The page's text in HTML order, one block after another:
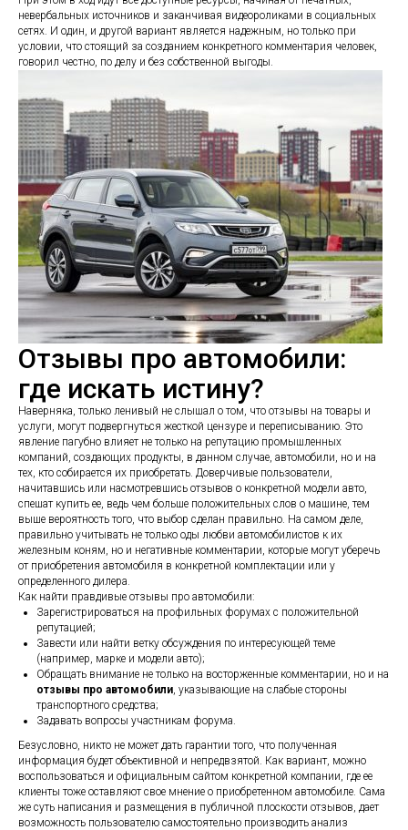
невербальных источников и заканчивая видеороликами в социальных
сетях. И один, и другой вариант является надежным, но только при
условии, что стоящий за созданием конкретного комментария человек,
говорил честно, по делу и без собственной выгоды.
Отзывы про автомобили:
где искать истину?
Наверняка, только ленивый не слышал о том, что отзывы на товары и
услуги, могут подвергнуться жесткой цензуре и переписыванию. Это
явление пагубно влияет не только на репутацию промышленных
компаний, создающих продукты, в данном случае, автомобили, но и на
тех, кто собирается их приобретать. Доверчивые пользователи,
начитавшись или насмотревшись отзывов о конкретной модели авто,
спешат купить ее, ведь чем больше положительных слов о машине, тем
выше вероятность того, что выбор сделан правильно. На самом деле,
правильно учитывать не только оды любви автомобилистов к их
железным коням, но и негативные комментарии, которые могут уберечь
от приобретения автомобиля в конкретной комплектации или у
определенного дилера.
Как найти правдивые отзывы про автомобили:
Зарегистрироваться на профильных форумах с положительной
репутацией;
Завести или найти ветку обсуждения по интересующей теме
(например, марке и модели авто);
Обращать внимание не только на восторженные комментарии, но и на
отзывы про автомобили, указывающие на слабые стороны
транспортного средства;
Задавать вопросы участникам форума.
Безусловно, никто не может дать гарантии того, что полученная
информация будет объективной и непредвзятой. Как вариант, можно
воспользоваться и официальным сайтом конкретной компании, где ее
клиенты тоже оставляют свое мнение о приобретенном автомобиле. Сама
же суть написания и размещения в публичной плоскости отзывов, дает
возможность пользователю самостоятельно производить анализ